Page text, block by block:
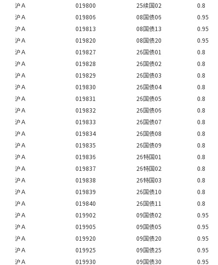
沪Ａ
019800 25续国02
0.8
沪Ａ
019806 08国债06
0.95
沪Ａ
019813 08国债13
0.95
沪Ａ
019820 08国债20
0.95
沪Ａ
019827 26国债01
0.8
沪Ａ
019828 26国债02
0.8
沪Ａ
019829 26国债03
0.8
沪Ａ
019830 26国债04
0.8
沪Ａ
019831 26国债05
0.8
沪Ａ
019832 26国债06
0.8
沪Ａ
019833 26国债07
0.8
沪Ａ
019834 26国债08
0.8
沪Ａ
019835 26国债09
0.8
沪Ａ
019836 26特国01
0.8
沪Ａ
019837 26特国02
0.8
沪Ａ
019838 26特国03
0.8
沪Ａ
019839 26国债10
0.8
沪Ａ
019840 26国债11
0.8
沪Ａ
019902 09国债02
0.95
沪Ａ
019905 09国债05
0.95
沪Ａ
019920 09国债20
0.95
沪Ａ
019925 09国债25
0.95
沪Ａ
019930 09国债30
0.95